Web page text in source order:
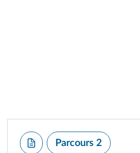
Parcours 2